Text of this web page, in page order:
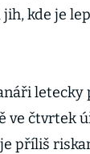
jih, kde je
ve čtvrtek
příliš